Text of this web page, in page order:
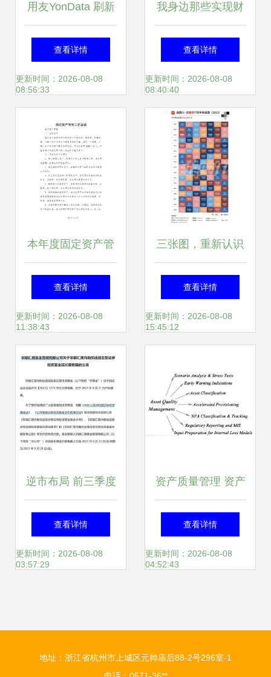
用友YonData 刷新
企业数据管理与应
用新高度，赋能投
查看详情
更新时间：2026-08-08
08:56:33
我身边那些实现财
务自由的年轻人 投
资管理的另类智慧
查看详情
更新时间：2026-08-08
08:40:40
本年度固定资产管
理工作总结与资产
管理优化策略
查看详情
更新时间：2026-08-08
11:38:43
三张图，重新认识
基金公司赚钱生态
从资产管理到价值
查看详情
更新时间：2026-08-08
15:45:12
逆市布局 前三季度
新基发行冰点凸显
长期投资机遇
查看详情
更新时间：2026-08-08
03:57:29
资产质量管理 资产
管理的基石与驱动
力
查看详情
更新时间：2026-08-08
04:52:43
地址：浙江省杭州市上城区元帅庙后88-2号296室-1